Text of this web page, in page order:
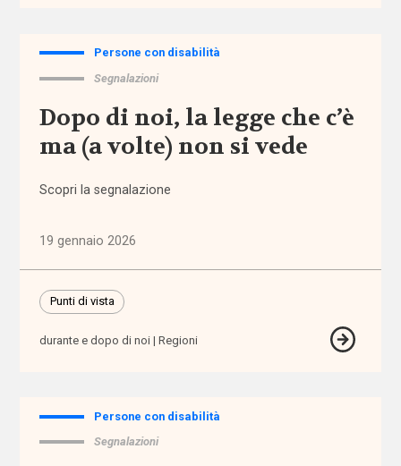
assistenza
sanitaria
assistenza
scolastica
assistenza
assistenza
territoriale
associazioni
sociale
Persone con disabilità
Segnalazioni
Dopo di noi, la legge che c’è
ma (a volte) non si vede
Scopri la segnalazione
19 gennaio 2026
Punti di vista
durante e dopo di noi Regioni
Persone con disabilità
Segnalazioni